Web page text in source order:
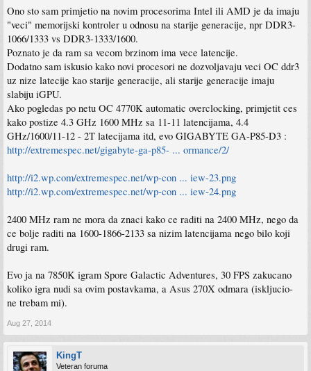
Ono sto sam primjetio na novim procesorima Intel ili AMD je da imaju
"veci" memorijski kontroler u odnosu na starije generacije, npr DDR3-
1066/1333 vs DDR3-1333/1600.
Poznato je da ram sa vecom brzinom ima vece latencije.
Dodatno sam iskusio kako novi procesori ne dozvoljavaju veci OC ddr3
uz nize latecije kao starije generacije, ali starije generacije imaju
slabiju iGPU.
Ako pogledas po netu OC 4770K automatic overclocking, primjetit ces
kako postize 4.3 GHz 1600 MHz sa 11-11 latencijama, 4.4
GHz/1600/11-12 - 2T latecijama itd, evo GIGABYTE GA-P85-D3 :
http://extremespec.net/gigabyte-ga-p85- ... ormance/2/
http://i2.wp.com/extremespec.net/wp-con ... iew-23.png
http://i2.wp.com/extremespec.net/wp-con ... iew-24.png
2400 MHz ram ne mora da znaci kako ce raditi na 2400 MHz, nego da
ce bolje raditi na 1600-1866-2133 sa nizim latencijama nego bilo koji
drugi ram.
Evo ja na 7850K igram Spore Galactic Adventures, 30 FPS zakucano
koliko igra nudi sa ovim postavkama, a Asus 270X odmara (iskljucio-
ne trebam mi).
Aug 27, 2014
KingT
Veteran foruma